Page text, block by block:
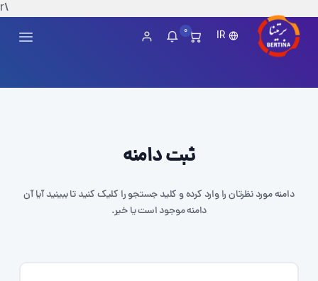
\r
IR
0
ثبت دامنه
دامنه مورد نظرتان را وارد کرده و کلید جستجو را کلیک کنید تا ببینید آیا آن
دامنه موجود است یا خیر.